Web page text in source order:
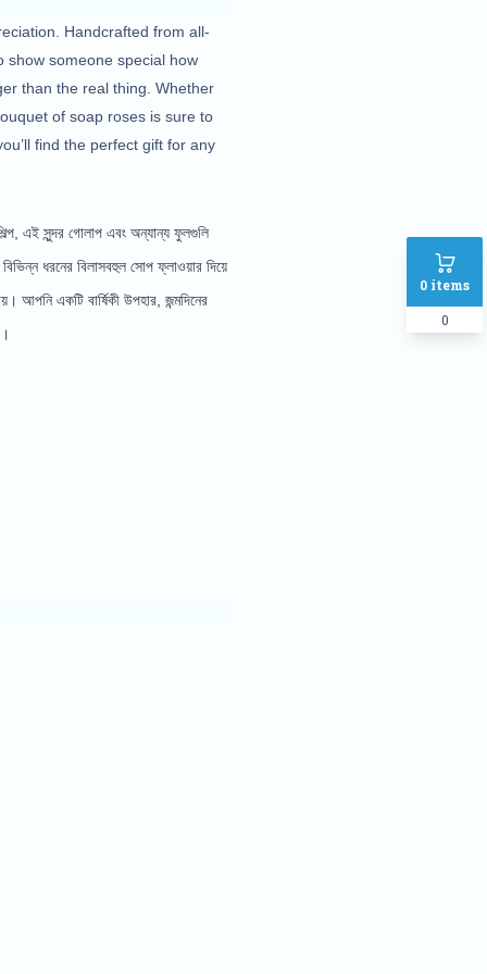
0 items
0
Handcrafted from all-
show someone special how
than the real thing. Whether
of soap roses is sure to
find the perfect gift for any
এই সুন্দর গোলাপ এবং অন্যান্য ফুলগুলি
ধরনের বিলাসবহুল সোপ ফ্লাওয়ার দিয়ে
আপনি একটি বার্ষিকী উপহার, জন্মদিনের